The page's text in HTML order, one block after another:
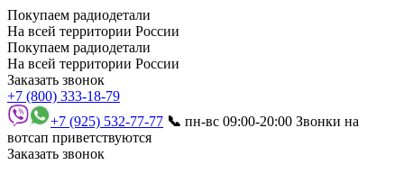
Покупаем радиодетали
На всей территории России
Покупаем радиодетали
На всей территории России
Заказать звонок
+7 (800) 333-18-79
+7 (925) 532-77-77 📞 пн-вс 09:00-20:00 Звонки на
вотсап приветствуются
Заказать звонок